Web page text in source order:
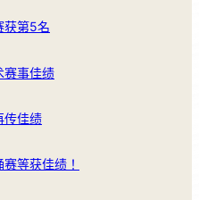
获第5名
赛事佳绩
传佳绩
等获佳绩！